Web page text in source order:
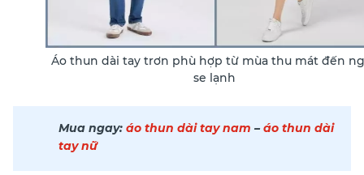
Áo thun dài tay trơn phù hợp từ mùa thu mát đến
se lạnh
Mua ngay: áo thun dài tay nam – áo thun dài
tay nữ